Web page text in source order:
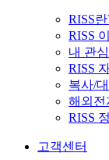
RISS란
RISS
내 관
RISS
복사/
해외전
RISS
고객센터